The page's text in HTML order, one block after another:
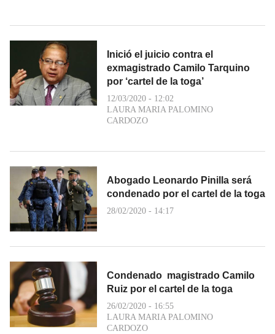
Inició el juicio contra el
exmagistrado Camilo Tarquino
por ‘cartel de la toga’
12/03/2020 - 12:02
LAURA MARIA PALOMINO
CARDOZO
Abogado Leonardo Pinilla será
condenado por el cartel de la toga
28/02/2020 - 14:17
Condenado magistrado Camilo
Ruiz por el cartel de la toga
26/02/2020 - 16:55
LAURA MARIA PALOMINO
CARDOZO